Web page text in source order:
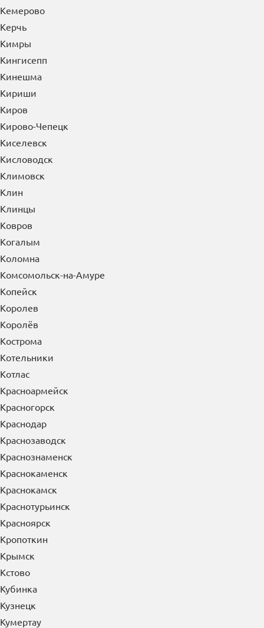
Кемерово
Керчь
Кимры
Кингисепп
Кинешма
Кириши
Киров
Кирово-Чепецк
Киселевск
Кисловодск
Климовск
Клин
Клинцы
Ковров
Когалым
Коломна
Комсомольск-на-Амуре
Копейск
Королев
Королёв
Кострома
Котельники
Котлас
Красноармейск
Красногорск
Краснодар
Краснозаводск
Краснознаменск
Краснокаменск
Краснокамск
Краснотурьинск
Красноярск
Кропоткин
Крымск
Кстово
Кубинка
Кузнецк
Кумертау